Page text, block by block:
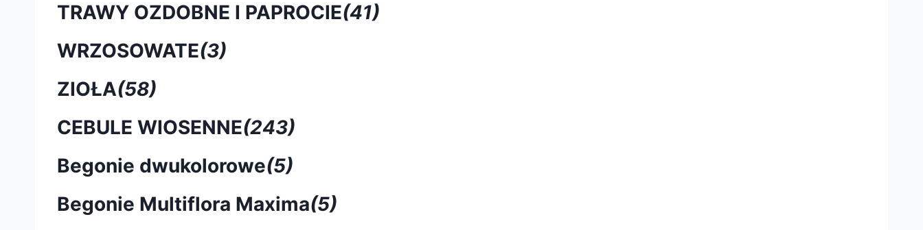
TRAWY OZDOBNE I PAPROCIE(41)
WRZOSOWATE(3)
ZIOŁA(58)
CEBULE WIOSENNE(243)
Begonie dwukolorowe(5)
Begonie Multiflora Maxima(5)